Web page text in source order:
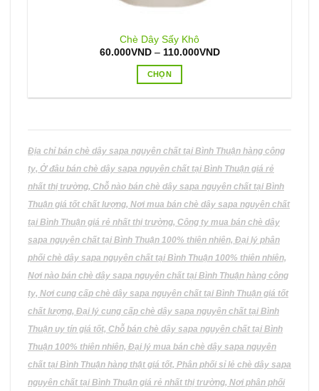
Chè Dây Sấy Khô
60.000VND – 110.000VNDKhoảng
110.000VND
CHỌN
nhiều
biến
thể.
tùy
chọn
có
thể
được
trên
trang
sản
phẩm
Địa chỉ bán chè dây sapa nguyên chất tại Bình Thuận hàng công
ty, Ở đâu bán chè dây sapa nguyên chất tại Bình Thuận giá rẻ
nhất thị trường, Chỗ nào bán chè dây sapa nguyên chất tại Bình
Thuận giá tốt chất lượng, Nơi mua bán chè dây sapa nguyên chất
tại Bình Thuận giá rẻ nhất thị trường, Công ty mua bán chè dây
sapa nguyên chất tại Bình Thuận 100% thiên nhiên, Đại lý phân
phối chè dây sapa nguyên chất tại Bình Thuận 100% thiên nhiên,
Nơi nào bán chè dây sapa nguyên chất tại Bình Thuận hàng công
ty, Nơi cung cấp chè dây sapa nguyên chất tại Bình Thuận giá tốt
chất lượng, Đại lý cung cấp chè dây sapa nguyên chất tại Bình
Thuận uy tín giá tốt, Chỗ bán chè dây sapa nguyên chất tại Bình
Thuận 100% thiên nhiên, Đại lý mua bán chè dây sapa nguyên
chất tại Bình Thuận hàng thật giá tốt, Phân phối sỉ lẻ chè dây sapa
nguyên chất tại Bình Thuận giá rẻ nhất thị trường, Nơi phân phối